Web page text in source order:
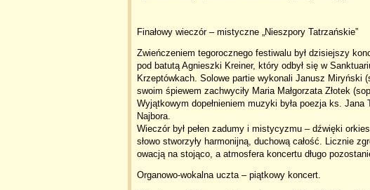
Finałowy wieczór – mistyczne „Nieszpory Tatrzańskie”
Zwieńczeniem tegorocznego festiwalu był dzisiejszy
pod batutą Agnieszki Kreiner, który odbył się w
Krzeptówkach. Solowe partie wykonali Janusz Miryński
swoim śpiewem zachwyciły Maria Małgorzata Złotek
Wyjątkowym dopełnieniem muzyki była poezja ks.
Najbora.
Wieczór był pełen zadumy i mistycyzmu – dźwięki
słowo stworzyły harmonijną, duchową całość. Licznie
owacją na stojąco, a atmosfera koncertu długo
Organowo-wokalna uczta – piątkowy koncert.